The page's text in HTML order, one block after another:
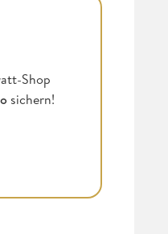
Shop
sichern!